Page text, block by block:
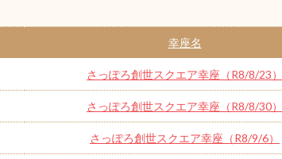
幸座名
さっぽろ創世スクエア幸座（R8/8/23）
さっぽろ創世スクエア幸座（R8/8/30）
さっぽろ創世スクエア幸座（R8/9/6）